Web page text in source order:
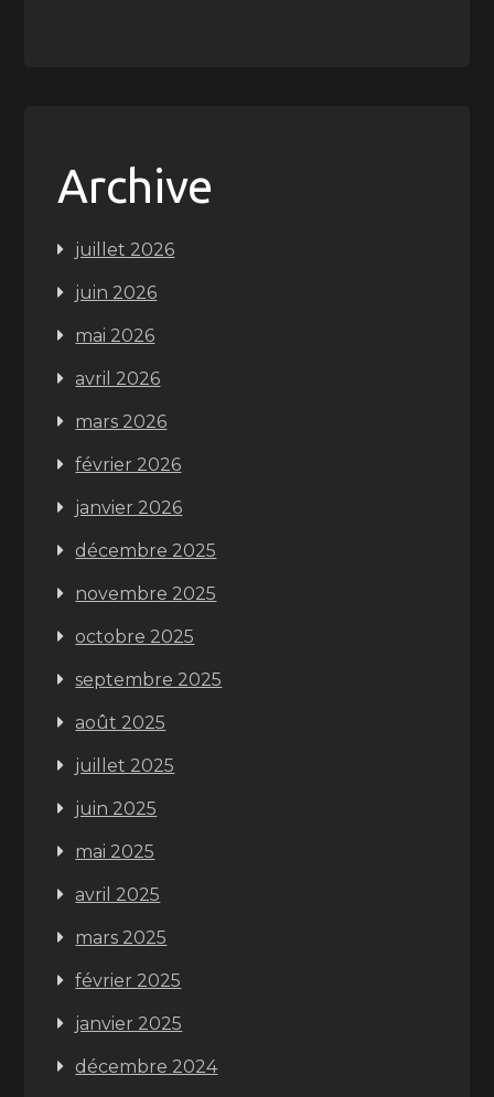
Archive
juillet 2026
juin 2026
mai 2026
avril 2026
mars 2026
février 2026
janvier 2026
décembre 2025
novembre 2025
octobre 2025
septembre 2025
août 2025
juillet 2025
juin 2025
mai 2025
avril 2025
mars 2025
février 2025
janvier 2025
décembre 2024